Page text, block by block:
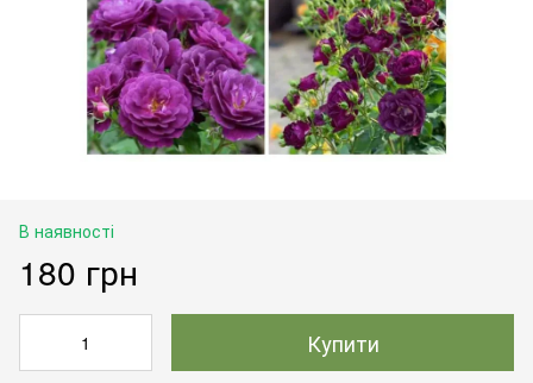
В наявності
180 грн
Купити